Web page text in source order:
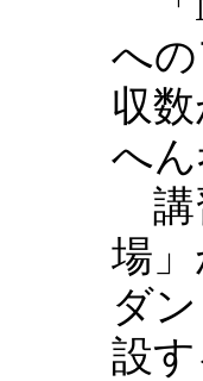
へ
収
へ
講
場
ダ
設